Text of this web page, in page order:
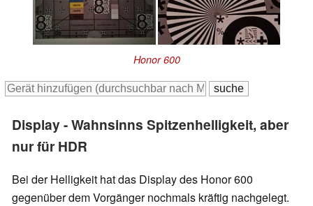
Honor 600
Display - Wahnsinns Spitzenhelligkeit, aber
nur für HDR
Bei der Helligkeit hat das Display des Honor 600
gegenüber dem Vorgänger nochmals kräftig nachgelegt.